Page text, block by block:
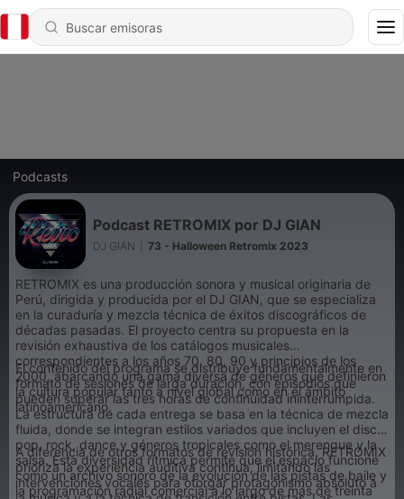
Podcasts
Podcast RETROMIX por DJ GIAN
DJ GIAN 73 - Halloween Retromix 2023
RETROMIX es una producción sonora y musical originaria de
Perú, dirigida y producida por el DJ GIAN, que se especializa
en la curaduría y mezcla técnica de éxitos discográficos de
décadas pasadas. El proyecto centra su propuesta en la
revisión exhaustiva de los catálogos musicales
correspondientes a los años 70, 80, 90 y principios de los
2000, abarcando una gama diversa de géneros que definieron
la cultura popular tanto a nivel global como en el ámbito
latinoamericano.
El contenido del programa se distribuye fundamentalmente en
formato de sesiones de larga duración, con episodios que
pueden superar las tres horas de continuidad ininterrumpida.
La estructura de cada entrega se basa en la técnica de mezcla
fluida, donde se integran estilos variados que incluyen el disco,
pop, rock, dance y géneros tropicales como el merengue y la
salsa. Esta diversidad rítmica permite que el espacio funcione
como un archivo sonoro de la evolución de las pistas de baile y
la programación radial comercial a lo largo de más de treinta
A diferencia de otros formatos de revisión histórica, RETROMIX
prioriza la experiencia auditiva continua, limitando las
intervenciones vocales para otorgar protagonismo absoluto a